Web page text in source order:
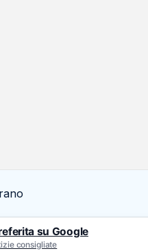
su Google
consigliate